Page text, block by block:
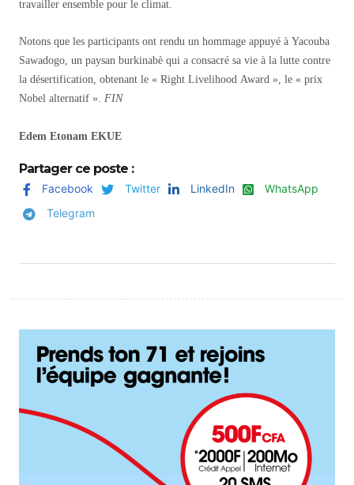
travailler ensemble pour le climat.
Notons que les participants ont rendu un hommage appuyé à Yacouba
Sawadogo, un paysan burkinabè qui a consacré sa vie à la lutte contre
la désertification, obtenant le « Right Livelihood Award », le « prix
Nobel alternatif ». FIN
Edem Etonam EKUE
Partager ce poste :
Facebook Twitter LinkedIn
WhatsApp
Telegram